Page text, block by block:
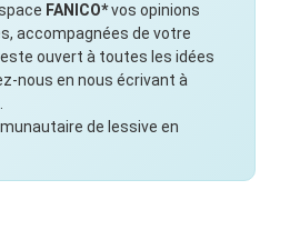
FANICO*vos opinions
accompagnées de votre
ouvert à toutes les idées
nous en nous écrivant à
de lessive en